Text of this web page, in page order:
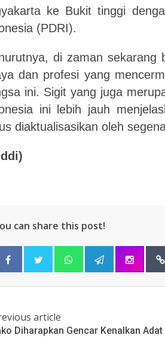
ke Bukit tinggi
(PDRI).
di zaman sekarang
dan profesi yang
ini. Sigit yang juga
ini lebih jauh
diaktualisasikan oleh
can share this post!
article
Diharapkan Gencar Kenalkan Adat